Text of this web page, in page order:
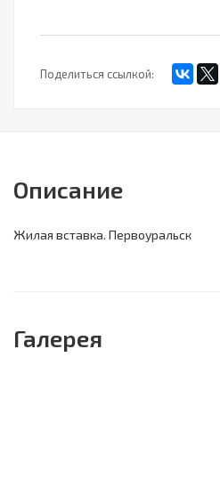
Поделиться ссылкой:
Описание
Жилая вставка. Первоуральск
Галерея